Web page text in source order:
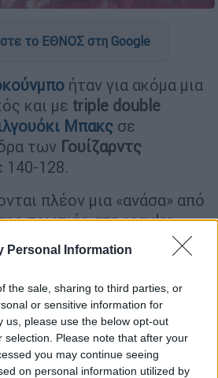
Personal Information
the sale, sharing to third parties, or
or sensitive information for
us, please use the below opt-out
selection. Please note that after your
you may continue seeing
on personal information utilized by
το ΕΘΝΟΣ στη Google
ήταν για ακόμα μια
και με triple double
Μπακς σε
των Γουίζαρντς
140-128.
πλέον μια «ανάσα» από
πρωτιάς στη regular
Με ρεκόρ 57-22 (31-8 εντός
χρειάζονται είτε μια
ματς είτε μια
(54-25) για να κλειδώσουν
έδρας καθώς και
στην κορυφή της
52-27.